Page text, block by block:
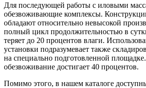
Для последующей работы с иловыми
обезвоживающие комплексы.
обладают относительно невысокой
полный цикл продолжительностью в
теряет до 20 процентов влаги.
установки подразумевает также
на специально подготовленной
обезвоживание достигает 40 процентов.
Помимо этого, в нашем каталоге